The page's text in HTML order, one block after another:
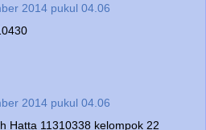
2014 pukul 04.06
2014 pukul 04.06
Hatta 11310338 kelompok 22